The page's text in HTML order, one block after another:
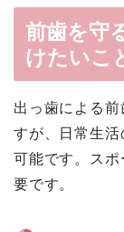
前歯を守
けたいこ
出っ歯による
すが、日常生
可能です。ス
要です。